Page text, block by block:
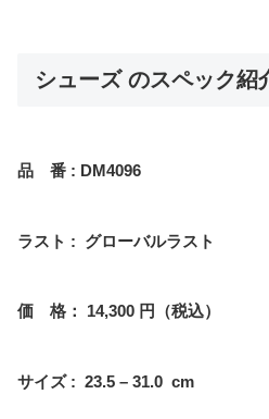
シューズ のスペック紹
品 番 : DM4096
ラスト : グローバルラスト
価 格： 14,300 円（税込）
サイズ : 23.5 – 31.0 cm